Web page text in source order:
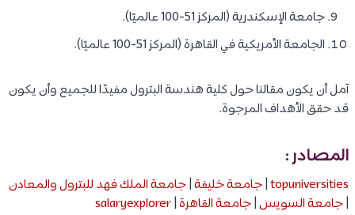
جامعة الإسكندرية (المركز 51-100 عالميًا).
الجامعة الأمريكية في القاهرة (المركز 51-100 عالميًا).
آمل أن يكون مقالنا حول كلية هندسة البترول مفيدًا للجميع وأن يكون
قد حقق الأهداف المرجوة.
المصادر :
topuniversities
|جامعة خليفة|جامعة الملك فهد للبترول والمعادن
|جامعة السويس|جامعة القاهرة|
salaryexplorer